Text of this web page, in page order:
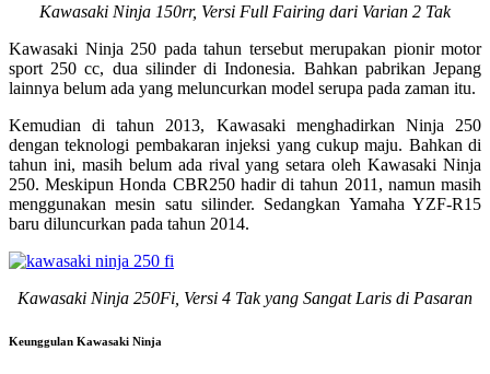
Kawasaki Ninja 150rr, Versi Full Fairing dari Varian 2 Tak
Kawasaki Ninja 250 pada tahun tersebut merupakan pionir motor
sport 250 cc, dua silinder di Indonesia. Bahkan pabrikan Jepang
lainnya belum ada yang meluncurkan model serupa pada zaman itu.
Kemudian di tahun 2013, Kawasaki menghadirkan Ninja 250
dengan teknologi pembakaran injeksi yang cukup maju. Bahkan di
tahun ini, masih belum ada rival yang setara oleh Kawasaki Ninja
250. Meskipun Honda CBR250 hadir di tahun 2011, namun masih
menggunakan mesin satu silinder. Sedangkan Yamaha YZF-R15
baru diluncurkan pada tahun 2014.
Kawasaki Ninja 250Fi, Versi 4 Tak yang Sangat Laris di Pasaran
Keunggulan Kawasaki Ninja